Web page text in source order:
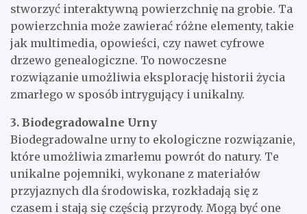
stworzyć interaktywną powierzchnię na grobie. Ta
powierzchnia może zawierać różne elementy, takie
jak multimedia, opowieści, czy nawet cyfrowe
drzewo genealogiczne. To nowoczesne
rozwiązanie umożliwia eksplorację historii życia
zmarłego w sposób intrygujący i unikalny.
3. Biodegradowalne Urny
Biodegradowalne urny to ekologiczne rozwiązanie,
które umożliwia zmarłemu powrót do natury. Te
unikalne pojemniki, wykonane z materiałów
przyjaznych dla środowiska, rozkładają się z
czasem i stają się częścią przyrody. Mogą być one